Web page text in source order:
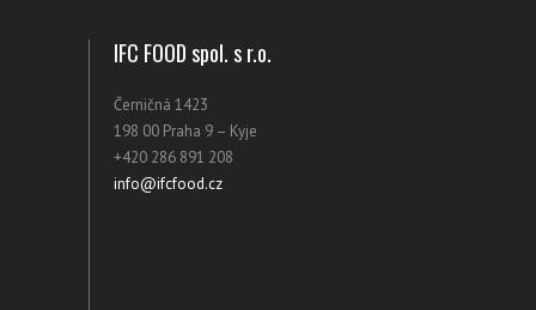
IFC FOOD spol. s r.o.
Černičná 1423
198 00 Praha 9 – Kyje
+420 286 891 208
info@ifcfood.cz